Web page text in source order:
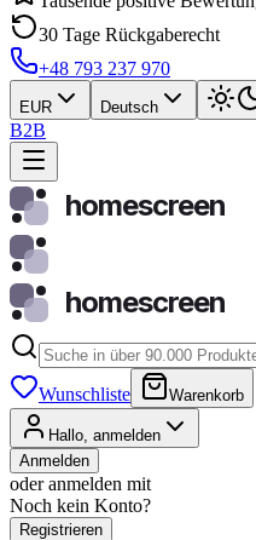
30 Tage Rückgaberecht
+48 793 237 970
EUR Deutsch
B2B
homescreen
homescreen
Wunschliste Warenkorb
Hallo, anmelden
Anmelden
oder anmelden mit
Noch kein Konto?
Registrieren